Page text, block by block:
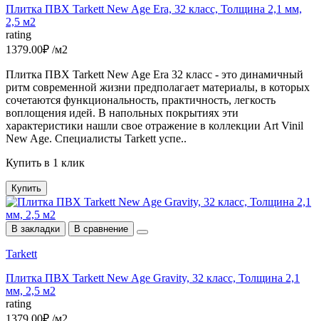
Плитка ПВХ Tarkett New Age Era, 32 класс, Толщина 2,1 мм,
2,5 м2
rating
1379.00₽ /м2
Плитка ПВХ Tarkett New Age Era 32 класс - это динамичный
ритм современной жизни предполагает материалы, в которых
сочетаются функциональность, практичность, легкость
воплощения идей. В напольных покрытиях эти
характеристики нашли свое отражение в коллекции Art Vinil
New Age. Cпециалисты Tarkett успе..
Купить в 1 клик
Купить
В закладки В сравнение
Tarkett
Плитка ПВХ Tarkett New Age Gravity, 32 класс, Толщина 2,1
мм, 2,5 м2
rating
1379.00₽ /м2